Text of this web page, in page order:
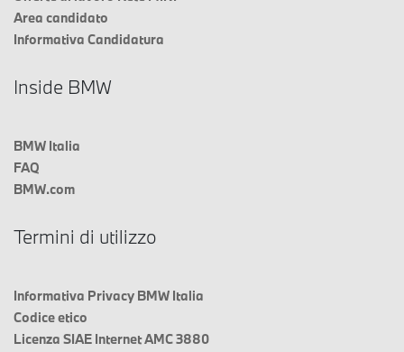
Area candidato
Informativa Candidatura
Inside BMW
BMW Italia
FAQ
BMW.com
Termini di utilizzo
Informativa Privacy BMW Italia
Codice etico
Licenza SIAE Internet AMC 3880